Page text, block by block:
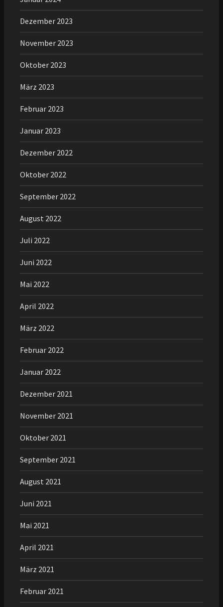
Dezember 2023
November 2023
Oktober 2023
März 2023
Februar 2023
Januar 2023
Dezember 2022
Oktober 2022
September 2022
August 2022
Juli 2022
Juni 2022
Mai 2022
April 2022
März 2022
Februar 2022
Januar 2022
Dezember 2021
November 2021
Oktober 2021
September 2021
August 2021
Juni 2021
Mai 2021
April 2021
März 2021
Februar 2021